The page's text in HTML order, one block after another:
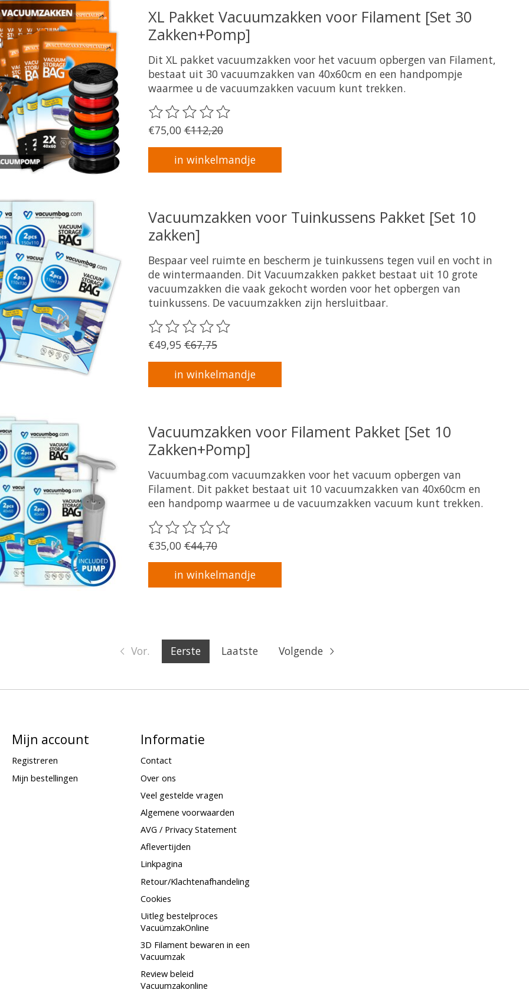
XL Pakket Vacuumzakken voor Filament [Set 30
Zakken+Pomp]
Dit XL pakket vacuumzakken voor het vacuum opbergen van Filament,
bestaat uit 30 vacuumzakken van 40x60cm en een handpompje
waarmee u de vacuumzakken vacuum kunt trekken.
De beoordeling van dit product is
€75,00 €112,20
in winkelmandje
Vacuumzakken voor Tuinkussens Pakket [Set 10
zakken]
Bespaar veel ruimte en bescherm je tuinkussens tegen vuil en vocht in
de wintermaanden. Dit Vacuumzakken pakket bestaat uit 10 grote
vacuumzakken die vaak gekocht worden voor het opbergen van
tuinkussens. De vacuumzakken zijn hersluitbaar.
De beoordeling van dit product is
€49,95 €67,75
in winkelmandje
Vacuumzakken voor Filament Pakket [Set 10
Zakken+Pomp]
Vacuumbag.com vacuumzakken voor het vacuum opbergen van
Filament. Dit pakket bestaat uit 10 vacuumzakken van 40x60cm en
een handpomp waarmee u de vacuumzakken vacuum kunt trekken.
De beoordeling van dit product is
€35,00 €44,70
in winkelmandje
Vor. Eerste Laatste Volgende
Mijn account
Registreren
Mijn bestellingen
Informatie
Contact
Over ons
Veel gestelde vragen
Algemene voorwaarden
AVG / Privacy Statement
Aflevertijden
Linkpagina
Retour/Klachtenafhandeling
Cookies
Uitleg bestelproces
VacuümzakOnline
3D Filament bewaren in een
Vacuumzak
Review beleid
Vacuumzakonline